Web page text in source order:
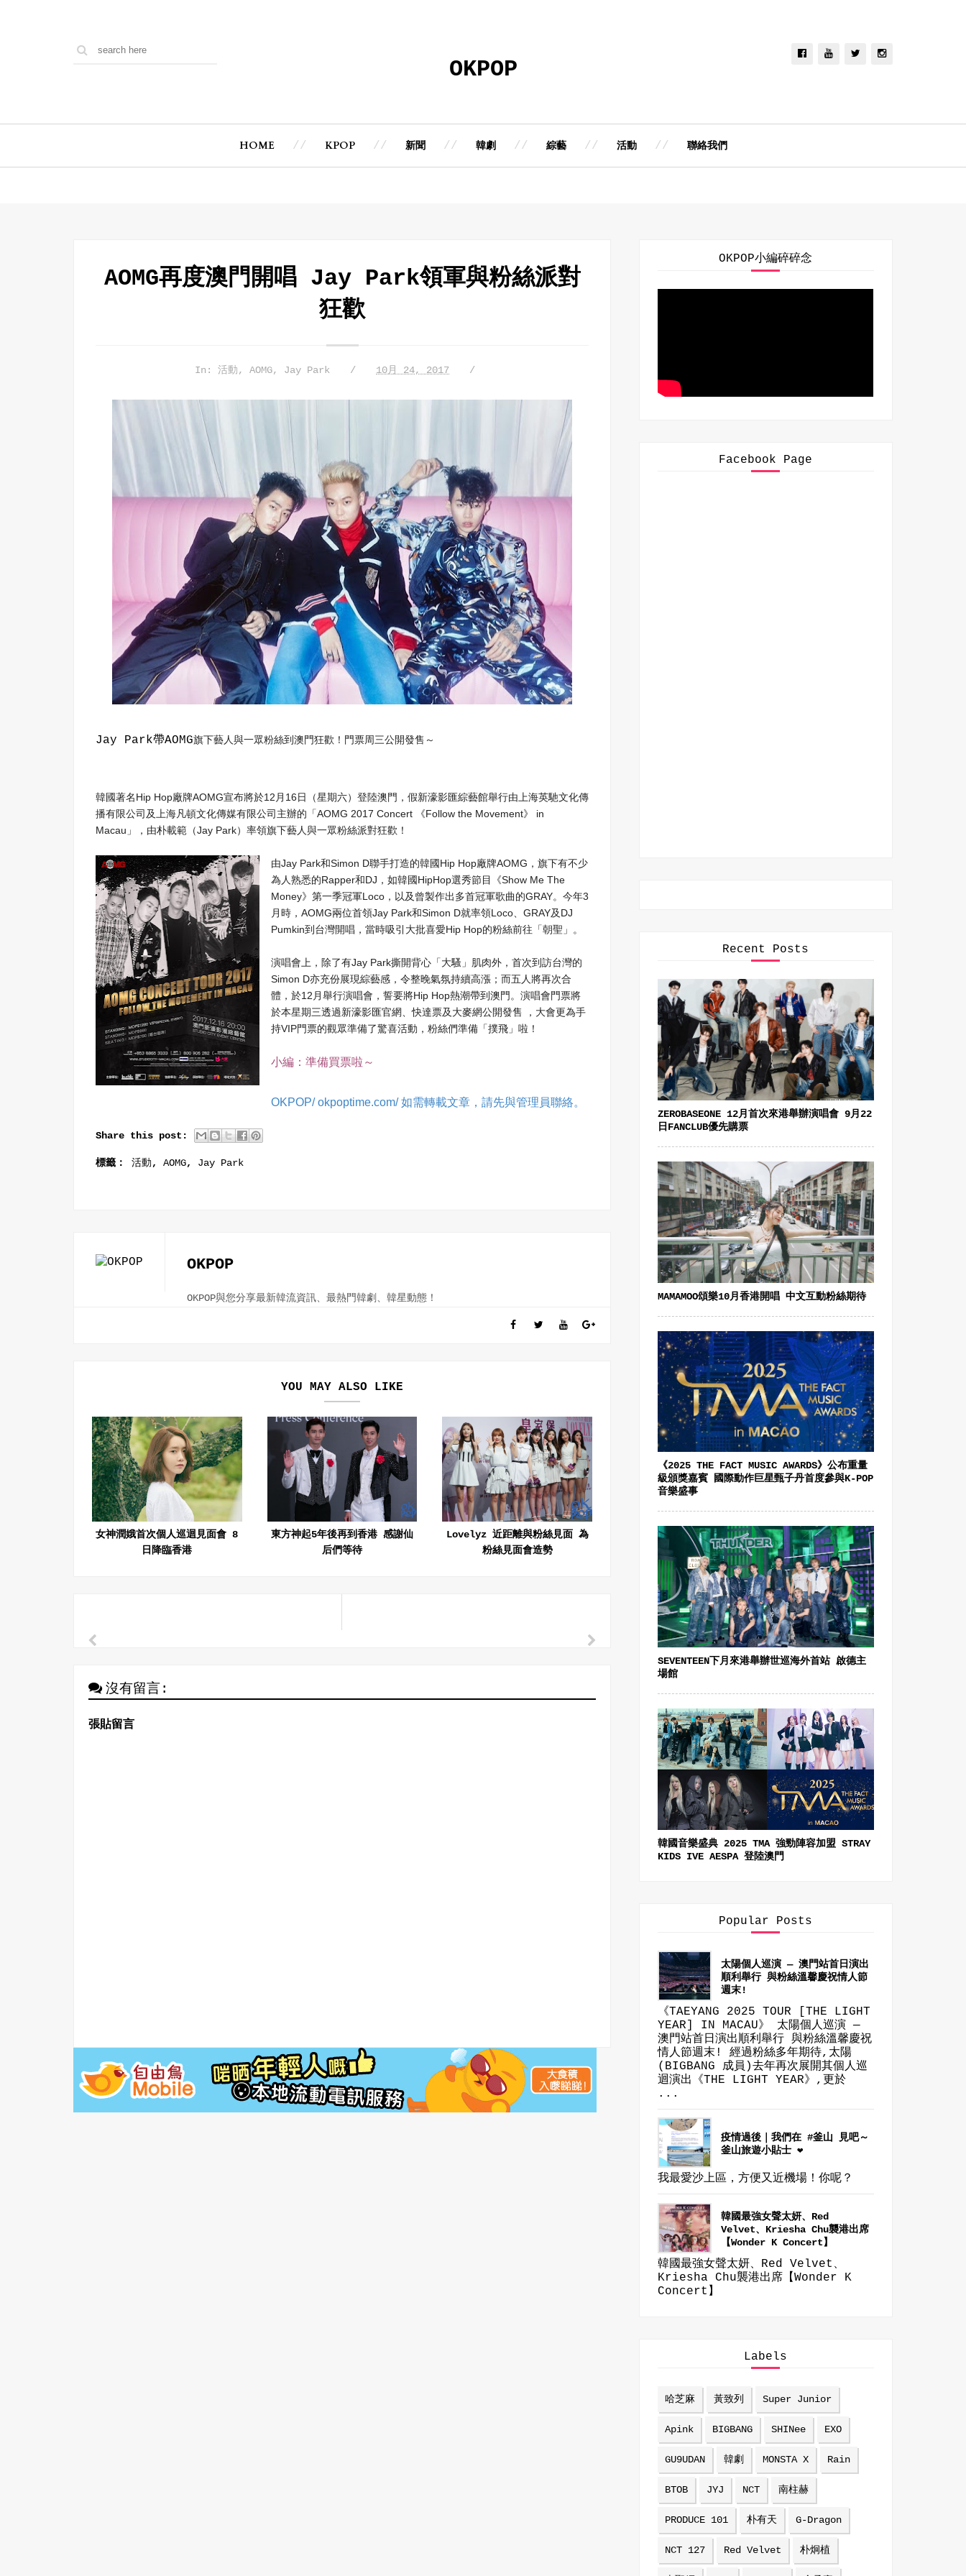
OKPOP
HOME KPOP 新聞 韓劇 綜藝 活動 聯絡我們
AOMG再度澳門開唱 Jay Park領軍與粉絲派對
狂歡
In: 活動, AOMG, Jay Park 10月 24, 2017
Jay Park帶AOMG旗下藝人與一眾粉絲到澳門狂歡！門票周三公開發售～
韓國著名 Hip Hop廠牌AOMG宣布將於12 月 16 日 （星期六） 登陸澳門 ， 假新濠影匯綜藝館舉行由上海英馳文化傳
播有限公司及上海凡頓文化傳媒有限公司主辦的「 AOMG 2017 Concert 《Follow the Movement》
in
Macau 」 ， 由朴載範 （Jay Park） 率領旗下藝人與一眾粉絲派對狂歡 ！
由Jay Park和Simon D聯手打造的韓國 Hip Hop廠牌AOMG ， 旗下有不少
為人熟悉的Rapper和 DJ ， 如韓國 HipHop選秀節目《Show Me The
Money》第一季冠軍Loco ， 以及曾製作出多首冠軍歌曲的GRAY。今年3
月時， AOMG兩位首領Jay Park和Simon D就率領Loco、 GRAY及 DJ
Pumkin到台灣開唱，當時吸引大批喜愛Hip Hop的粉絲前往「朝聖」。
演唱會上，除了有Jay Park撕開背心「大騷」肌肉外，首次到訪台灣的
Simon D亦充份展現綜藝感，令整晚氣氛持續高漲；而五人將再次合
體，於12 月舉行演唱會，誓要將Hip Hop熱潮帶到澳門。演唱會門票將
於本星期三透過新濠影匯官網、快達票及大麥網公開發售
，大會更為手
持VIP門票的觀眾準備了驚喜活動，粉絲們準備「撲飛」啦！
小編：準備買票啦～
OKPOP/ okpoptime.com/ 如需轉載文章，請先與管理員聯絡。
Share this post:
標籤： 活動, AOMG, Jay Park
OKPOP
OKPOP與您分享最新韓流資訊、最熱門韓劇、韓星動態！
YOU MAY ALSO LIKE
女神潤娥首次個人巡迴見面會 8
日降臨香港
東方神起5年後再到香港 感謝仙
后們等待
Lovelyz 近距離與粉絲見面 為
粉絲見面會造勢
沒有留言:
張貼留言
OKPOP小編碎碎念
Facebook Page
Recent Posts
ZEROBASEONE 12月首次來港舉辦演唱會 9月22
日FANCLUB優先購票
MAMAMOO頌樂10月香港開唱 中文互動粉絲期待
《2025 THE FACT MUSIC AWARDS》公布重量
級頒獎嘉賓 國際動作巨星甄子丹首度參與K-POP
音樂盛事
SEVENTEEN下月來港舉辦世巡海外首站 啟德主
場館
韓國音樂盛典 2025 TMA 強勁陣容加盟 STRAY
KIDS IVE AESPA 登陸澳門
Popular Posts
太陽個人巡演 — 澳門站首日演出
順利舉行 與粉絲溫馨慶祝情人節
週末!
《TAEYANG 2025 TOUR [THE LIGHT
YEAR] IN MACAU》 太陽個人巡演 —
澳門站首日演出順利舉行 與粉絲溫馨慶祝
情人節週末! 經過粉絲多年期待,太陽
(BIGBANG 成員)去年再次展開其個人巡
迴演出《THE LIGHT YEAR》,更於
...
疫情過後｜我們在 #釜山 見吧～
釜山旅遊小貼士 ❤
我最愛沙上區，方便又近機場！你呢？
韓國最強女聲太妍、Red
Velvet、Kriesha Chu襲港出席
【Wonder K Concert】
韓國最強女聲太妍、Red Velvet、
Kriesha Chu襲港出席【Wonder K
Concert】
Labels
哈芝麻 黃致列 Super Junior
Apink BIGBANG SHINee EXO
GU9UDAN 韓劇 MONSTA X Rain
BTOB JYJ NCT 南柱赫
PRODUCE 101 朴有天 G-Dragon
NCT 127 Red Velvet 朴炯植